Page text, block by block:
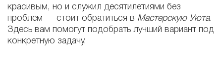
красивым, но и служил десятилетиями без
проблем — стоит обратиться в Мастерскую Уюта.
Здесь вам помогут подобрать лучший вариант под
конкретную задачу.